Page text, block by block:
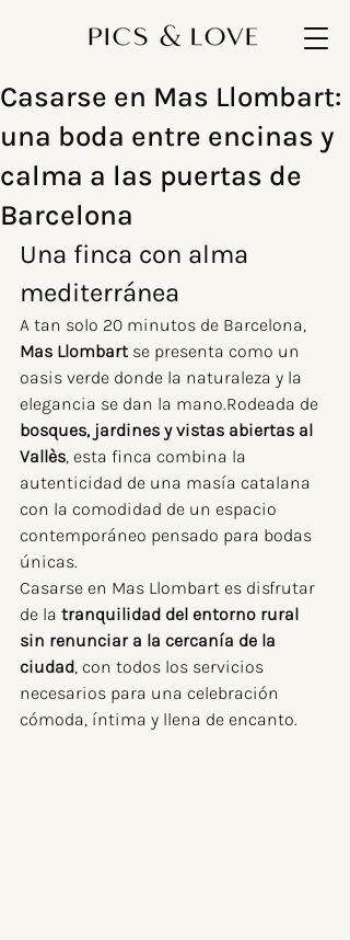
Casarse en Mas Llombart:
una boda entre encinas y
calma a las puertas de
Barcelona
Una finca con alma
mediterránea
A tan solo 20 minutos de Barcelona,
Mas Llombart se presenta como un
oasis verde donde la naturaleza y la
elegancia se dan la mano.Rodeada de
bosques, jardines y vistas abiertas al
Vallès, esta finca combina la
autenticidad de una masía catalana
con la comodidad de un espacio
contemporáneo pensado para bodas
únicas.
Casarse en Mas Llombart es disfrutar
de la tranquilidad del entorno rural
sin renunciar a la cercanía de la
ciudad, con todos los servicios
necesarios para una celebración
cómoda, íntima y llena de encanto.